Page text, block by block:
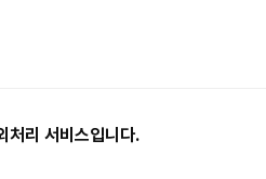
처리 서비스입니다.